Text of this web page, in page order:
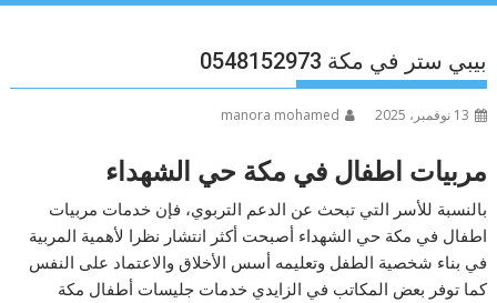
بيبي ستر في مكة 0548152973
13 نوفمبر، 2025 manora mohamed
مربيات اطفال في مكة حي الشهداء
بالنسبة للأسر التي تبحث عن الدعم التربوي، فإن خدمات مربيات
اطفال في مكة حي الشهداء أصبحت أكثر انتشار نظرا لأهمية المربية
في بناء شخصية الطفل وتعليمه أسس الأخلاق والاعتماد على النفس
كما توفر بعض المكاتب في الزايدي خدمات جليسات أطفال مكة